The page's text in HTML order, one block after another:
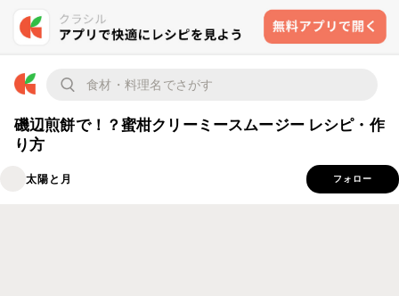
磯辺煎餅で！？蜜柑クリーミースムージー レシピ・作
り方
太陽と月 フォロー